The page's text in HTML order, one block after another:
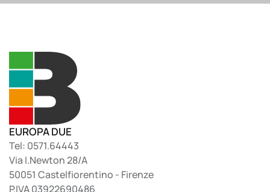
EUROPA DUE
Tel: 0571.64443
Via I.Newton 28/A
50051 Castelfiorentino - Firenze
P.IVA 03922690486